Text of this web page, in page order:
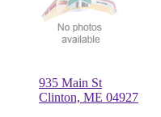
935 Main St
Clinton, ME 04927